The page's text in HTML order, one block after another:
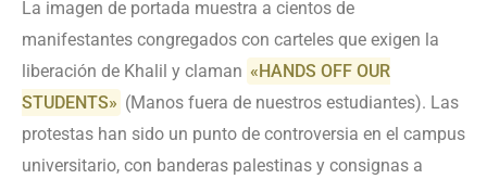
La imagen de portada muestra a cientos de
manifestantes congregados con carteles que exigen la
liberación de Khalil y claman «HANDS OFF OUR
STUDENTS» (Manos fuera de nuestros estudiantes). Las
protestas han sido un punto de controversia en el campus
universitario, con banderas palestinas y consignas a